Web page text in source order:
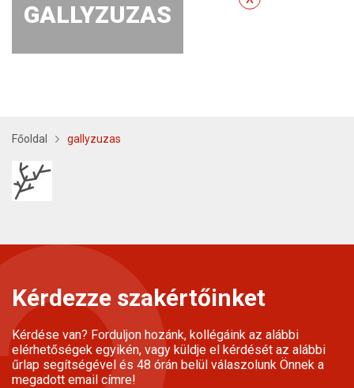
GALLYZUZAS
Főoldal gallyzuzas
Kérdezze szakértőinket
Kérdése van? Forduljon hozánk, kollégáink az alábbi
elérhetőségek egyikén, vagy küldje el kérdését az alábbi
űrlap segítségével és 48 órán belül válaszolunk Önnek a
megadott email címre!